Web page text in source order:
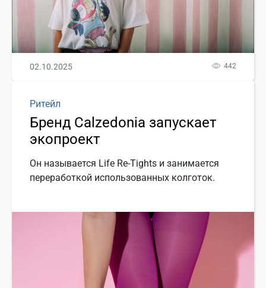
02.10.2025 442
Ритейл
Бренд Calzedonia запускает
экопроект
Он называется Life Re-Tights и занимается
переработкой использованных колготок.